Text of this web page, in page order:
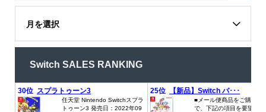
月を選択
Switch SALES RANKING